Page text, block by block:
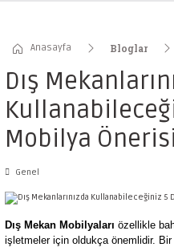
Anasayfa Bloglar
Dış
Mobilya Önerisi
Genel
Dış Mekan Mobilyaları özellikle
işletmeler için oldukça önemlidir.